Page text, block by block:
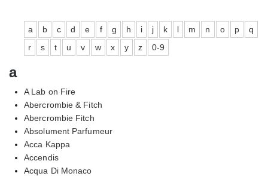
a b c d e f g h i j k l m n o p
q
r
s t u v w x y z 0-9
a
A Lab on Fire
Abercrombie & Fitch
Abercrombie Fitch
Absolument Parfumeur
Acca Kappa
Accendis
Acqua Di Monaco